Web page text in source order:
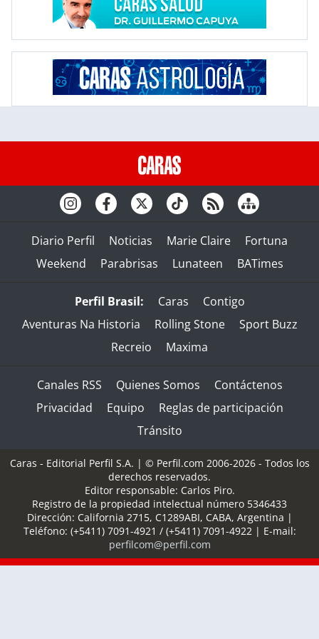
Diario Perfil Noticias Marie Claire
Fortuna
Weekend
Parabrisas Lunateen BATimes
Perfil Brasil: Caras
Contigo
Aventuras Na Historia
Rolling Stone
Sport Buzz
Recreio
Maxima
Canales RSS Quienes Somos
Contáctenos
Privacidad
Equipo
Reglas de participación
Tránsito
Caras - Editorial Perfil S.A. | © Perfil.com 2006-2026 - Todos los
derechos reservados.
Editor responsable: Carlos Piro.
Registro de la propiedad intelectual número 5346433
Dirección: California 2715, C1289ABI, CABA, Argentina |
Teléfono: (+5411) 7091-4921 / (+5411) 7091-4922| E-mail:
perfilcom@perfil.com